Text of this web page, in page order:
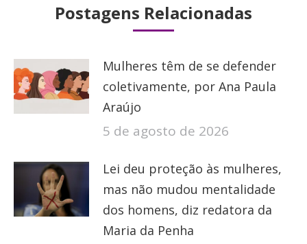
Postagens Relacionadas
Mulheres têm de se defender
coletivamente, por Ana Paula
Araújo
5 de agosto de 2026
Lei deu proteção às mulheres,
mas não mudou mentalidade
dos homens, diz redatora da
Maria da Penha